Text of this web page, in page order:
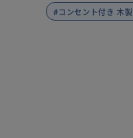
#コンセント付き 木製